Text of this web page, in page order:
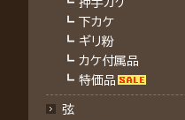
┗ 押手カケ
┗
下カケ
┗ ギリ粉
┗ カケ付属品
┗ 特価品
弦